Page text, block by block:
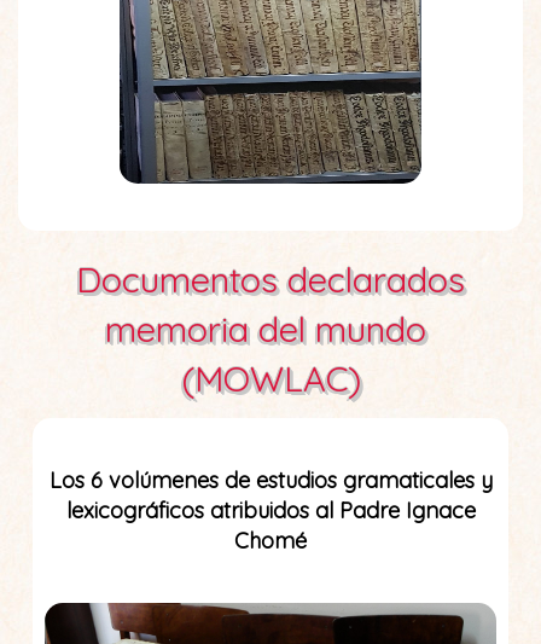
Documentos declarados
memoria del mundo
(MOWLAC)
Los 6 volúmenes de estudios gramaticales y
lexicográficos atribuidos al Padre Ignace
Chomé